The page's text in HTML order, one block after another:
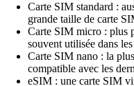
Carte SIM standard :
grande taille de carte
Carte SIM micro : plus
souvent utilisée dans
Carte SIM nano : la
compatible avec les
eSIM : une carte SIM